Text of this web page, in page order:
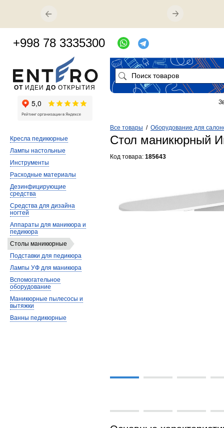
Все товары / Оборудование для
Стол маникюрный
Код товара: 185643
Кресла педикюрные
Лампы настольные
Инструменты
Расходные материалы
Дезинфицирующие
средства
Средства для дизайна
ногтей
Аппараты для маникюра и
педикюра
Столы маникюрные
Подставки для педикюра
Лампы УФ для маникюра
Вспомогательное
оборудование
Маникюрные пылесосы и
вытяжки
Ванны педикюрные
ОТ ИДЕИ ДО ОТКРЫТИЯ
+998 78 3335300